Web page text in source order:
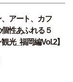
アート、カフ
性あふれる５
光_福岡編Vol.2】